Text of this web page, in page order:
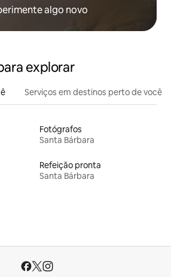
algo novo
explorar
Serviços em destinos perto de você
Fotógrafos
Santa Bárbara
Refeição pronta
Santa Bárbara